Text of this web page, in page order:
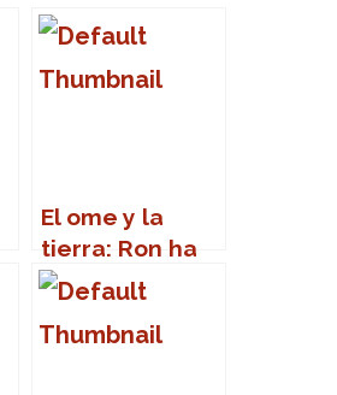
El ome y la
tierra: Ron ha
muerto